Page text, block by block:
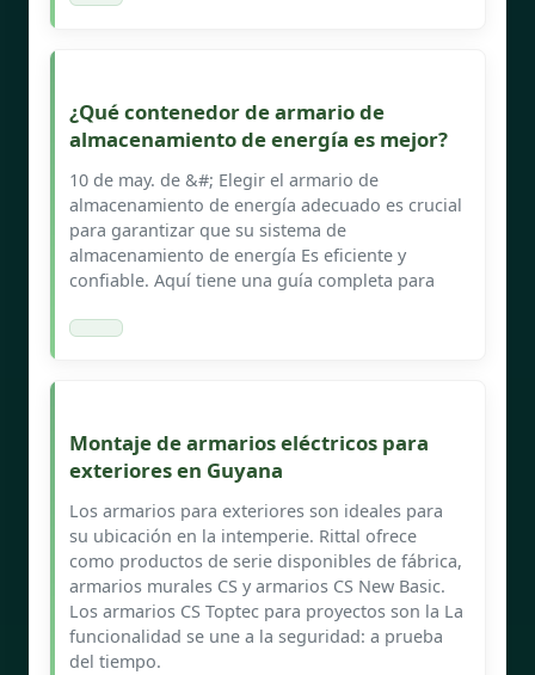
¿Qué contenedor de armario de
almacenamiento de energía es mejor?
10 de may. de &#; Elegir el armario de
almacenamiento de energía adecuado es crucial
para garantizar que su sistema de
almacenamiento de energía Es eficiente y
confiable. Aquí tiene una guía completa para
Montaje de armarios eléctricos para
exteriores en Guyana
Los armarios para exteriores son ideales para
su ubicación en la intemperie. Rittal ofrece
como productos de serie disponibles de fábrica,
armarios murales CS y armarios CS New Basic.
Los armarios CS Toptec para proyectos son la La
funcionalidad se une a la seguridad: a prueba
del tiempo.